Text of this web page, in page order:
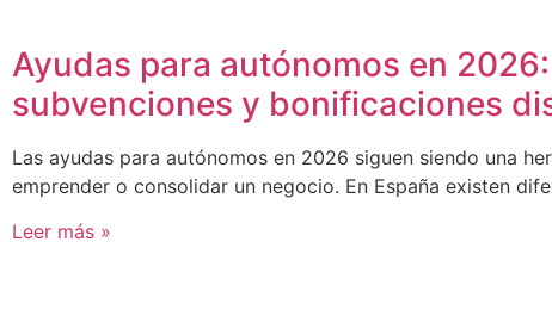
Ayudas para autónomos en
subvenciones y bonificaciones
Las ayudas para autónomos en 2026 siguen siendo una
emprender o consolidar un negocio. En España existen
Leer más »